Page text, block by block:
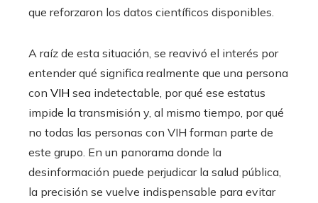
que reforzaron los datos científicos disponibles.
A raíz de esta situación, se reavivó el interés por
entender qué significa realmente que una persona
con VIH sea indetectable, por qué ese estatus
impide la transmisión y, al mismo tiempo, por qué
no todas las personas con VIH forman parte de
este grupo. En un panorama donde la
desinformación puede perjudicar la salud pública,
la precisión se vuelve indispensable para evitar